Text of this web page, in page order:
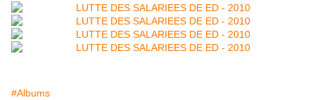
#Albums